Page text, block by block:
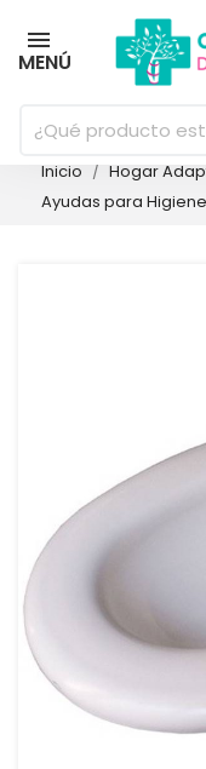
MENÚ
Inicio Hogar
Ayudas para